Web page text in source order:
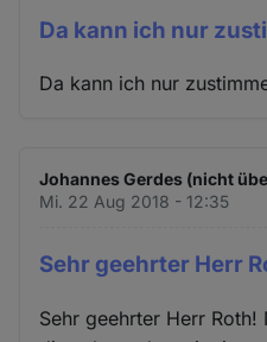
Da kann ich nur
Da kann ich nur
Johannes Gerdes (nicht
Mi. 22 Aug 2018 - 12:35
Sehr geehrter Herr
Sehr geehrter Herr